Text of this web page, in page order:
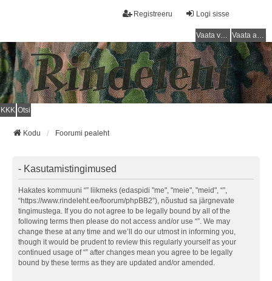
Logi sisse
Registreeru
Vaata vastamata teemasi Vaata aktiivseid teemasid
KKK Otsi
Kodu Foorumi pealeht
- Kasutamistingimused
Hakates kommuuni “” liikmeks (edaspidi "me", "meie", "meid", “”,
“https://www.rindeleht.ee/foorum/phpBB2”), nõustud sa järgnevate
tingimustega. If you do not agree to be legally bound by all of the
following terms then please do not access and/or use “”. We may
change these at any time and we’ll do our utmost in informing you,
though it would be prudent to review this regularly yourself as your
continued usage of “” after changes mean you agree to be legally
bound by these terms as they are updated and/or amended.